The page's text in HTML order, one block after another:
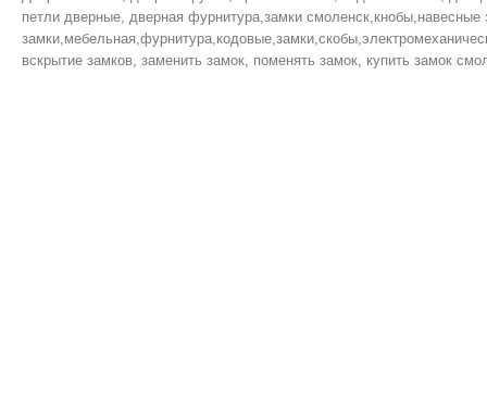
петли дверные, дверная фурнитура,замки
вскрытие замков, заменить замок, поменять замок, купить замок